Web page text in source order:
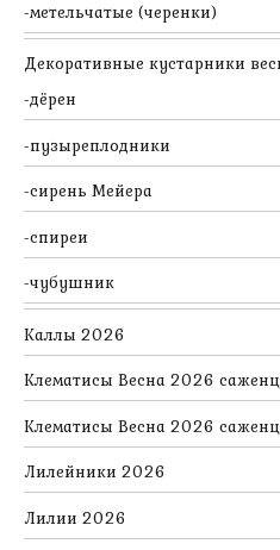
метельчатые (черенки)
Декоративные кустарники
дёрен
пузыреплодники
сирень Мейера
спиреи
чубушник
Каллы 2026
Клематисы Весна 2026
Клематисы Весна 2026
Лилейники 2026
Лилии 2026